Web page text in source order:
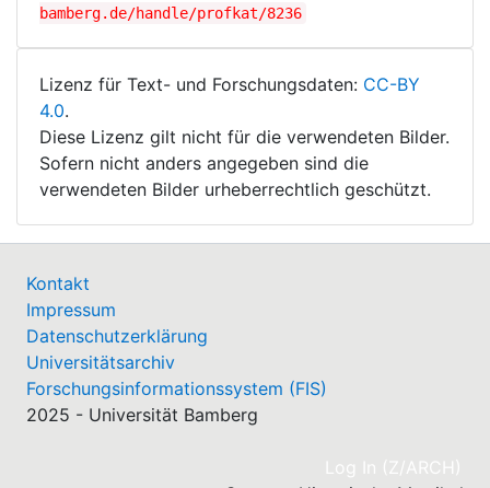
bamberg.de/handle/profkat/8236
Lizenz für Text- und Forschungsdaten: CC-BY
4.0.
Diese Lizenz gilt nicht für die verwendeten Bilder.
Sofern nicht anders angegeben sind die
verwendeten Bilder urheberrechtlich geschützt.
Kontakt
Impressum
Datenschutzerklärung
Universitätsarchiv
Forschungsinformationssystem (FIS)
2025 - Universität Bamberg
Log In (Z/ARCH)